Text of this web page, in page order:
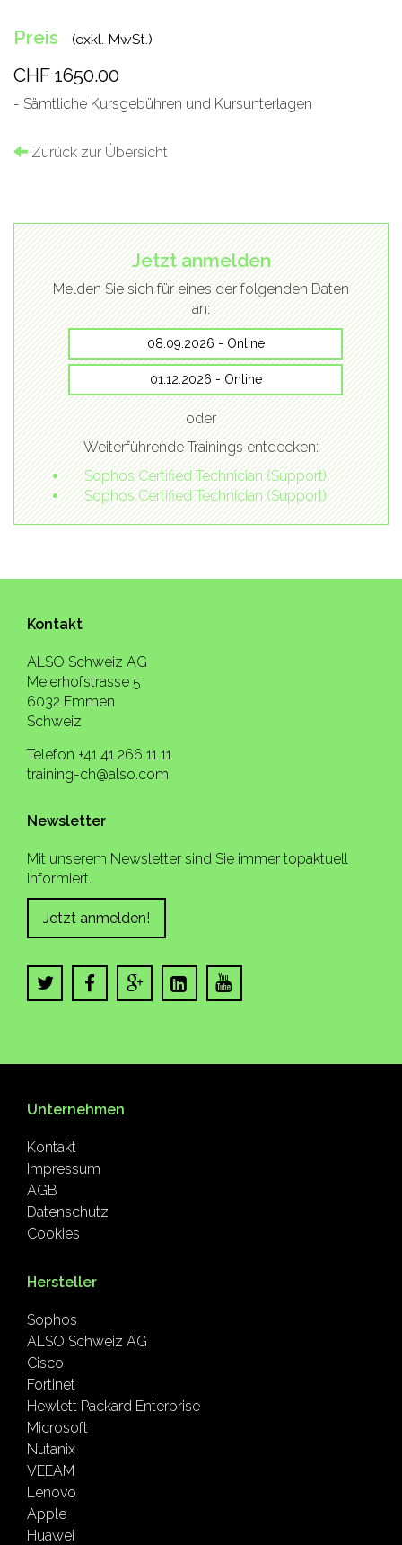
Preis (exkl. MwSt.)
CHF 1650.00
- Sämtliche Kursgebühren und Kursunterlagen
Zurück zur Übersicht
Jetzt anmelden
Melden Sie sich für eines der folgenden Daten
an:
08.09.2026 - Online
01.12.2026 - Online
oder
Weiterführende Trainings entdecken:
Sophos Certified Technician (Support)
Sophos Certified Technician (Support)
Kontakt
ALSO Schweiz AG
Meierhofstrasse 5
6032 Emmen
Schweiz
Telefon +41 41 266 11 11
training-ch@also.com
Newsletter
Mit unserem Newsletter sind Sie immer topaktuell
informiert.
Jetzt anmelden!
Unternehmen
Kontakt
Impressum
AGB
Datenschutz
Cookies
Hersteller
Sophos
ALSO Schweiz AG
Cisco
Fortinet
Hewlett Packard Enterprise
Microsoft
Nutanix
VEEAM
Lenovo
Apple
Huawei